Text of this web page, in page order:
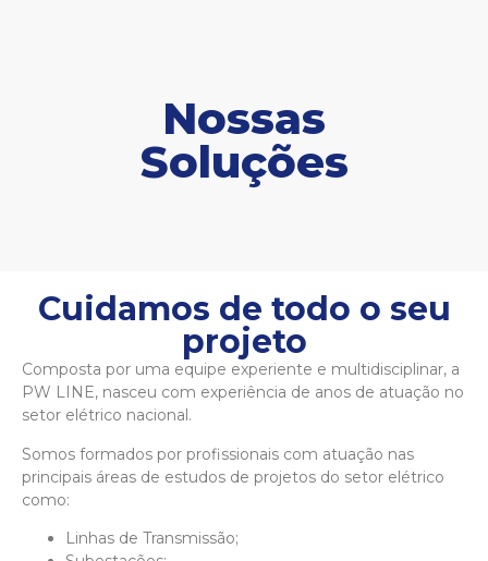
Nossas
Soluções
Cuidamos de todo o seu
projeto
Composta por uma equipe experiente e multidisciplinar, a
PW LINE, nasceu com experiência de anos de atuação no
setor elétrico nacional.
Somos formados por profissionais com atuação nas
principais áreas de estudos de projetos do setor elétrico
como:
Linhas de Transmissão;